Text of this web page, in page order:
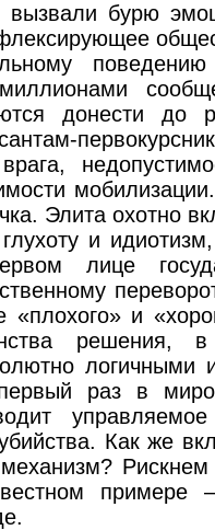
вызвали бурю
донести до
Элита охотно
и
лице
и
решения,
логичными
раз в
Как же
примере